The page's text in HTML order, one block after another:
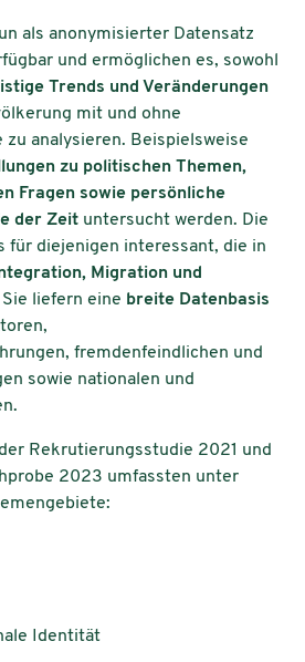
als anonymisierter Datensatz
und ermöglichen es, sowohl
Trends und Veränderungen
mit und ohne
zu analysieren. Beispielsweise
zu politischen Themen,
Fragen sowie persönliche
der Zeit untersucht werden. Die
für diejenigen interessant, die in
Migration und
liefern eine breite Datenbasis
fremdenfeindlichen und
sowie nationalen und
Rekrutierungsstudie 2021 und
2023 umfassten unter
Identität